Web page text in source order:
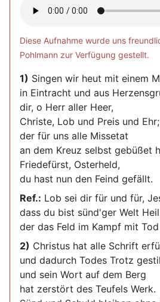
Diese Aufnahme wurde uns
Pohlmann zur Verfügung gestellt.
1) Singen wir heut mit einem
in Eintracht und aus
dir, o Herr aller Heer,
Christe, Lob und Preis und Ehr;
der für uns alle Missetat
an dem Kreuz selbst gebüßet
Friedefürst, Osterheld,
du hast nun den Feind gefällt.
Ref.: Lob sei dir für und für,
dass du bist sünd'ger Welt
der das Feld im Kampf mit
2) Christus hat alle Schrift
und dadurch Todes Trotz
und sein Wort auf dem Berg
hat zerstört des Teufels Werk.